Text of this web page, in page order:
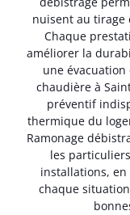
nuisent au tirage
Chaque
améliorer la
une
chaudière à
préventif
thermique du
Ramonage
les
installations,
chaque